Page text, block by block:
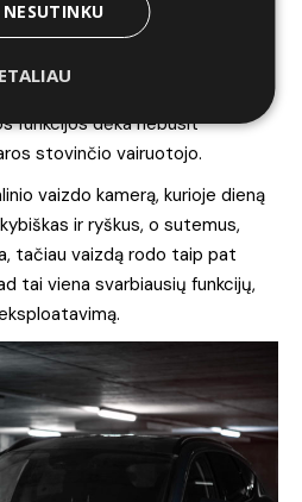
prie sankryžos spaudot savo
kokia nors kita nuodėminga
prieky – automobilis praneš
funkcijos dėka nebūsit
stovinčio vairuotojo.
vaizdo kamerą, kurioje dieną
ir ryškus, o sutemus,
tačiau vaizdą rodo taip pat
tai viena svarbiausių funkcijų,